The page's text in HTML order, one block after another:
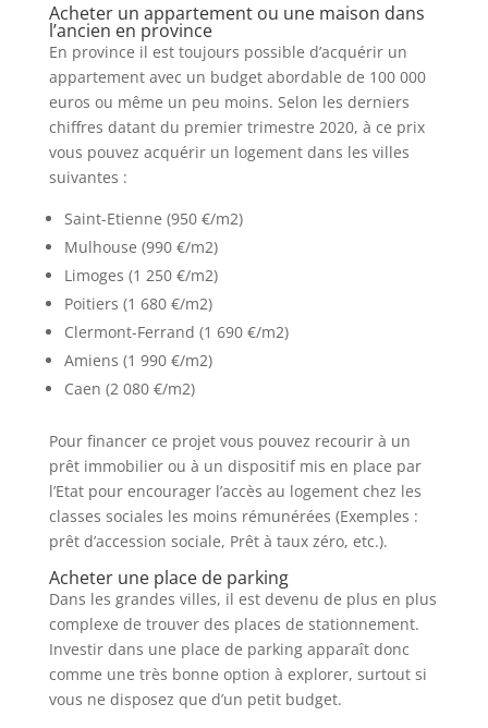
Acheter un appartement ou une maison dans
l’ancien en province
En province il est toujours possible d’acquérir un
appartement avec un budget abordable de 100 000
euros ou même un peu moins. Selon les derniers
chiffres datant du premier trimestre 2020, à ce prix
vous pouvez acquérir un logement dans les villes
suivantes :
Saint-Etienne (950 €/m2)
Mulhouse (990 €/m2)
Limoges (1 250 €/m2)
Poitiers (1 680 €/m2)
Clermont-Ferrand (1 690 €/m2)
Amiens (1 990 €/m2)
Caen (2 080 €/m2)
Pour financer ce projet vous pouvez recourir à un
prêt immobilier ou à un dispositif mis en place par
l’Etat pour encourager l’accès au logement chez les
classes sociales les moins rémunérées (Exemples :
prêt d’accession sociale, Prêt à taux zéro, etc.).
Acheter une place de parking
Dans les grandes villes, il est devenu de plus en plus
complexe de trouver des places de stationnement.
Investir dans une place de parking apparaît donc
comme une très bonne option à explorer, surtout si
vous ne disposez que d’un petit budget.